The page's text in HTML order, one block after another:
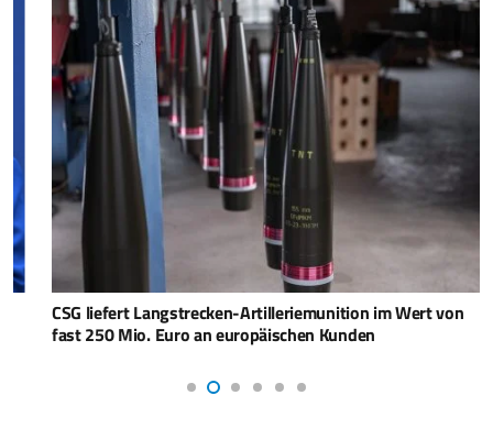
CSG liefert Langstrecken-Artilleriemunition im Wert von
fast 250 Mio. Euro an europäischen Kunden